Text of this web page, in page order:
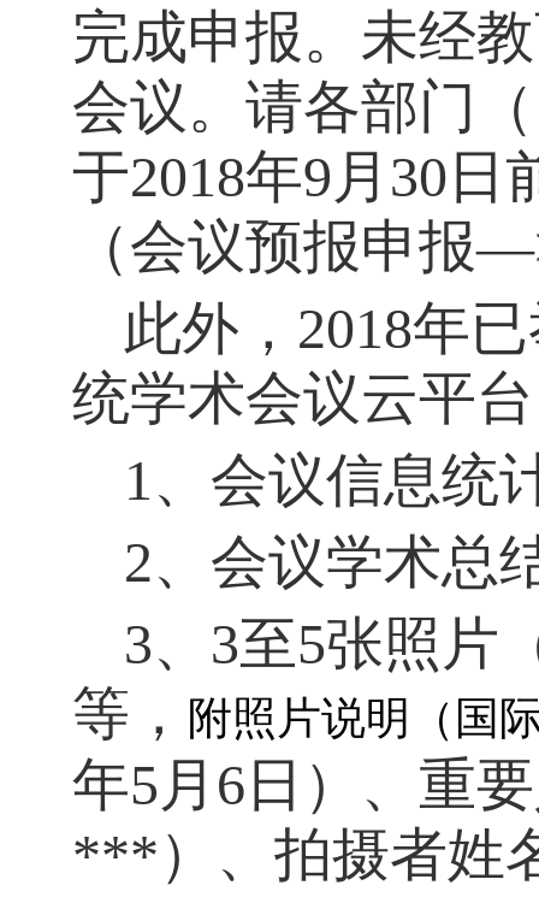
完成申报。未经
会议。请各部门
于2018年9 月 30 日
（会议预报申报—
此外， 2018年
统学术会议云平
1、会议信息统
2、会议学术总
3、 3至5张照片
等，
附照片说明（国
年5 月 6 日 ）、重
***）、拍摄者姓